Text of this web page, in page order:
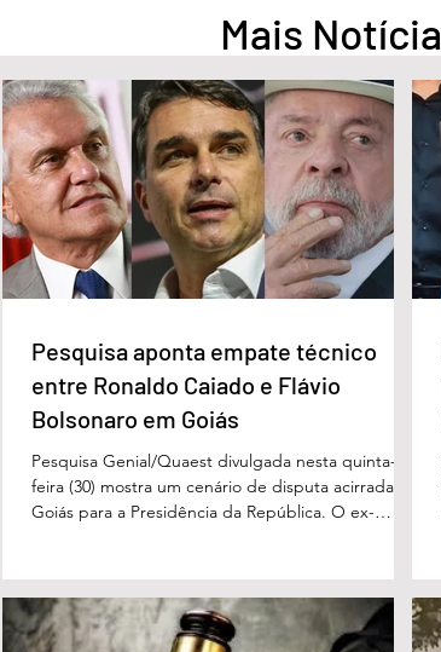
No G7, Lula cobra empenho
dos países ricos diante de
desigualdades
4
Mais
Pesquisa aponta empate técnico
entre Ronaldo Caiado e Flávio
Bolsonaro em Goiás
Pesquisa Genial/Quaest divulgada nesta quinta-
feira (30) mostra um cenário de disputa acirrada em
Goiás para a Presidência da República. O ex-
27%. Considerando a margem de erro de três
pontos percentuais, os dois estão em empate